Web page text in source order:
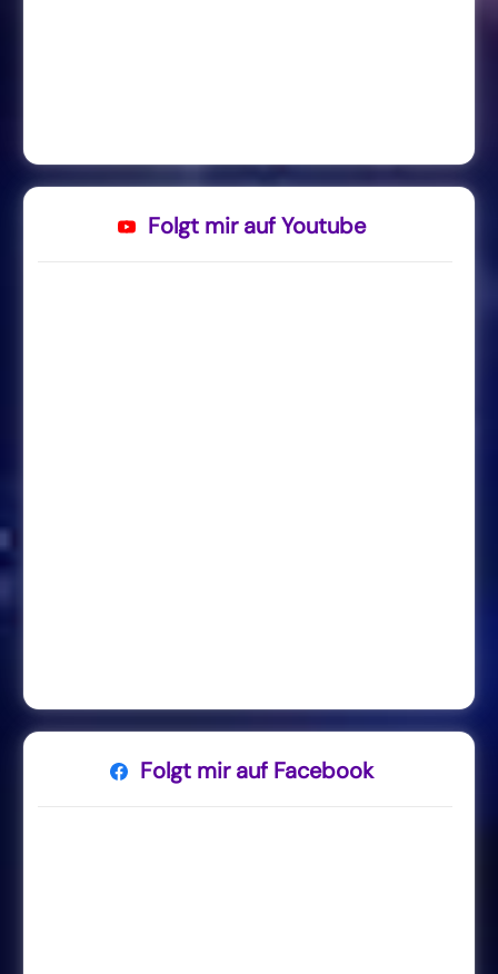
Folgt mir auf Youtube
Folgt mir auf Facebook